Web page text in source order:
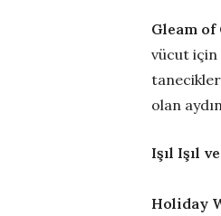
Gleam
vücut için
olan
Işıl Işıl
Holiday